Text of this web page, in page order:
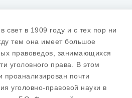
свет в 1909 году и с тех пор ни
тем она имеет большое
правоведов, занимающихся
уголовного права. В этом
почти
уголовно-правовой науки в